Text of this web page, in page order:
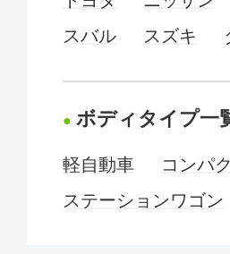
スバル
スズキ
ボディタイプ一
軽自動車 コンパ
ステーションワゴン